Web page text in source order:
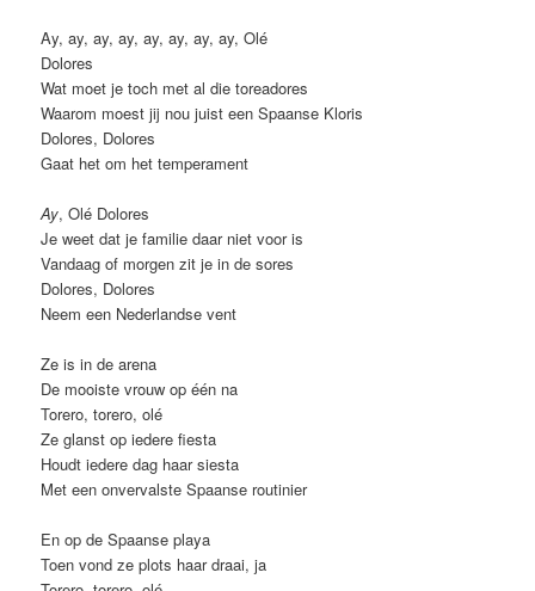
Ay, ay, ay, ay, ay, ay, ay, ay, Olé
Dolores
Wat moet je toch met al die toreadores
Waarom moest jij nou juist een Spaanse Kloris
Dolores, Dolores
Gaat het om het temperament
Ay, Olé Dolores
Je weet dat je familie daar niet voor is
Vandaag of morgen zit je in de sores
Dolores, Dolores
Neem een Nederlandse vent
Ze is in de arena
De mooiste vrouw op één na
Torero, torero, olé
Ze glanst op iedere fiesta
Houdt iedere dag haar siesta
Met een onvervalste Spaanse routinier
En op de Spaanse playa
Toen vond ze plots haar draai, ja